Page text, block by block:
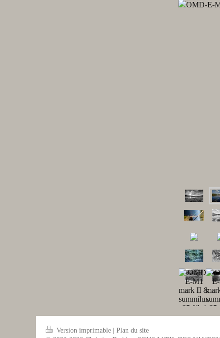
Version imprimable
Plan du site